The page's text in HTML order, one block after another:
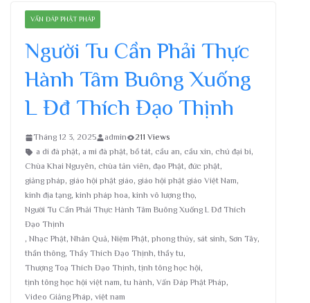
VẤN ĐÁP PHẬT PHÁP
Người Tu Cần Phải Thực
Hành Tâm Buông Xuống
L Đđ Thích Đạo Thịnh
Tháng 12 3, 2025 admin
211 Views
a di đà phật, a mi đà phật, bồ tát, cầu an, cầu xin, chú đại bi,
Chùa Khai Nguyên, chùa tản viên, đạo Phật, đức phật,
giảng pháp, giáo hội phật giáo, giáo hội phật giáo Việt Nam,
kinh địa tạng, kinh pháp hoa, kinh vô lượng thọ,
Người Tu Cần Phải Thực Hành Tâm Buông Xuống L Đđ Thích
Đạo Thịnh
, Nhạc Phật, Nhân Quả, Niệm Phật, phong thủy, sát sinh, Sơn Tây,
thần thông, Thầy Thích Đạo Thịnh, thầy tu,
Thượng Toạ Thích Đạo Thịnh, tịnh tông học hội,
tịnh tông học hội việt nam, tu hành, Vấn Đáp Phật Pháp,
Video Giảng Pháp, việt nam